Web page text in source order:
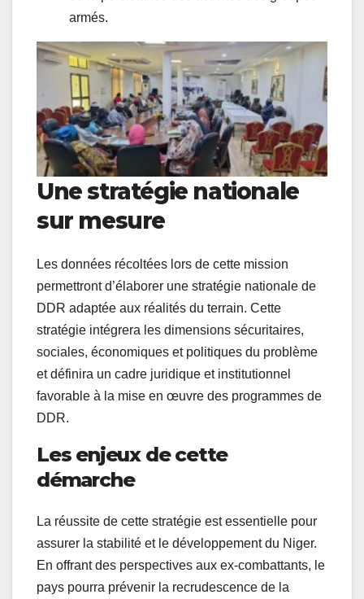
armés.
Une stratégie nationale
sur mesure
Les données récoltées lors de cette mission
permettront d’élaborer une stratégie nationale de
DDR adaptée aux réalités du terrain. Cette
stratégie intégrera les dimensions sécuritaires,
sociales, économiques et politiques du problème
et définira un cadre juridique et institutionnel
favorable à la mise en œuvre des programmes de
DDR.
Les enjeux de cette
démarche
La réussite de cette stratégie est essentielle pour
assurer la stabilité et le développement du Niger.
En offrant des perspectives aux ex-combattants, le
pays pourra prévenir la recrudescence de la